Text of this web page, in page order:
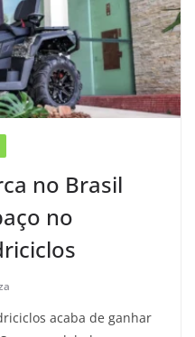
no Brasil
no
acaba de ganhar